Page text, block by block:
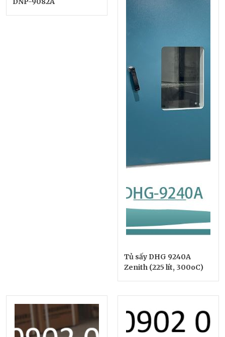
Tủ sấy DHG 9240A
Zenith (225 lít, 300oC)